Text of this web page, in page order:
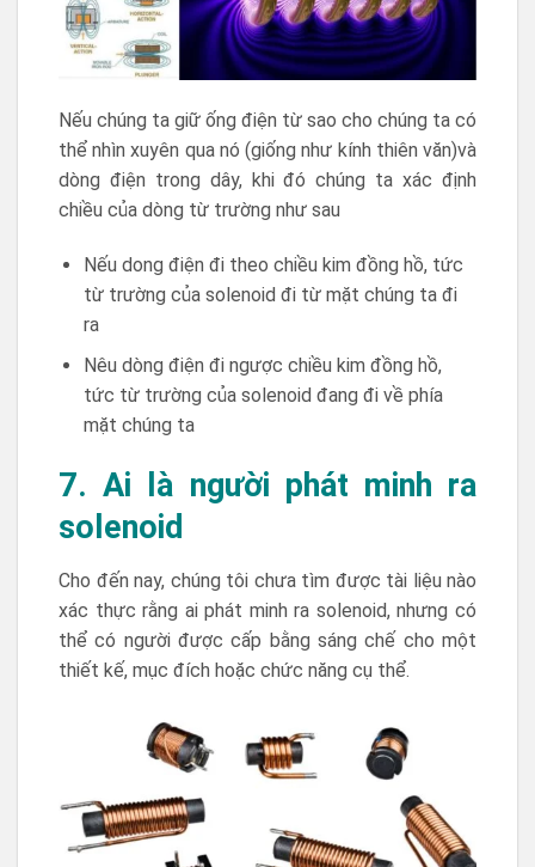
Nếu chúng ta giữ ống điện từ sao cho chúng ta có
thể nhìn xuyên qua nó (giống như kính thiên văn)và
dòng điện trong dây, khi đó chúng ta xác định
chiều của dòng từ trường như sau
Nếu dong điện đi theo chiều kim đồng hồ, tức
từ trường của solenoid đi từ mặt chúng ta đi
ra
Nêu dòng điện đi ngược chiều kim đồng hồ,
tức từ trường của solenoid đang đi về phía
mặt chúng ta
7. Ai là người phát minh ra
solenoid
Cho đến nay, chúng tôi chưa tìm được tài liệu nào
xác thực rằng ai phát minh ra solenoid, nhưng có
thể có người được cấp bằng sáng chế cho một
thiết kế, mục đích hoặc chức năng cụ thể.